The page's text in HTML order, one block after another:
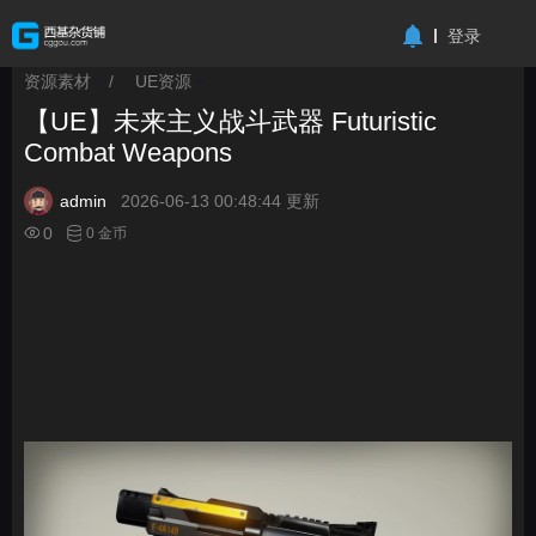
登录
资源素材 / UE资源
【UE】未来主义战斗武器 Futuristic
Combat Weapons
admin
2026-06-13 00:48:44 更新
0
0 金币